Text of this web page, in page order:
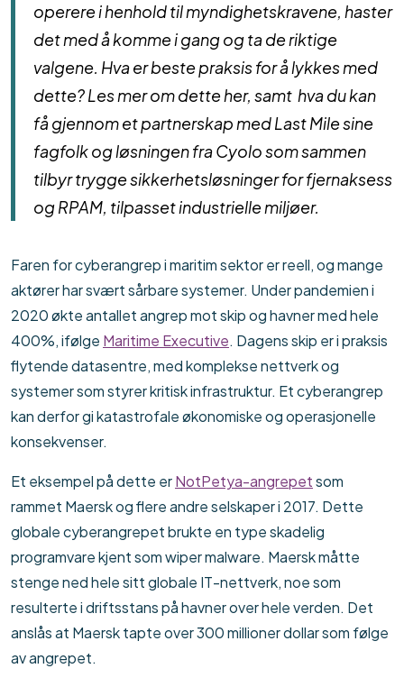
operere i henhold til myndighetskravene, haster
det med å komme i gang og ta de riktige
valgene. Hva er beste praksis for å lykkes med
dette? Les mer om dette her, samt hva du kan
få gjennom et partnerskap med Last Mile sine
fagfolk og løsningen fra Cyolo som sammen
tilbyr trygge sikkerhetsløsninger for fjernaksess
og RPAM, tilpasset industrielle miljøer.
Faren for cyberangrep i maritim sektor er reell, og mange
aktører har svært sårbare systemer. Under pandemien i
2020 økte antallet angrep mot skip og havner med hele
400%, ifølge Maritime Executive. Dagens skip er i praksis
flytende datasentre, med komplekse nettverk og
systemer som styrer kritisk infrastruktur. Et cyberangrep
kan derfor gi katastrofale økonomiske og operasjonelle
konsekvenser.
Et eksempel på dette erNotPetya-angrepetsom
rammet Maersk og flere andre selskaper i 2017. Dette
globale cyberangrepet brukte en type skadelig
programvare kjent som wiper malware. Maersk måtte
stenge ned hele sitt globale IT-nettverk, noe som
resulterte i driftsstans på havner over hele verden. Det
anslås at Maersk tapte over 300 millioner dollar som følge
av angrepet.